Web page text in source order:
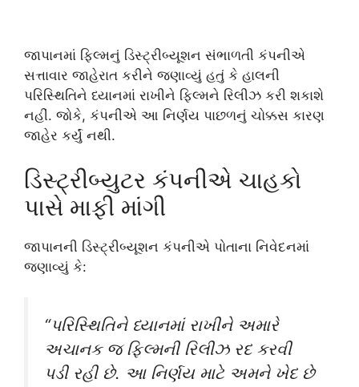
જાપાનમાં ફિલ્મનું ડિસ્ટ્રીબ્યૂશન સંભાળતી કંપનીએ
સત્તાવાર જાહેરાત કરીને જણાવ્યું હતું કે હાલની
પરિસ્થિતિને ધ્યાનમાં રાખીને ફિલ્મને રિલીઝ કરી શકાશે
નહીં. જોકે, કંપનીએ આ નિર્ણય પાછળનું ચોક્કસ કારણ
જાહેર કર્યું નથી.
ડિસ્ટ્રીબ્યુટર કંપનીએ ચાહકો
પાસે માફી માંગી
જાપાનની ડિસ્ટ્રીબ્યૂશન કંપનીએ પોતાના નિવેદનમાં
જણાવ્યું કે:
“પરિસ્થિતિને ધ્યાનમાં રાખીને અમારે
અચાનક જ ફિલ્મની રિલીઝ રદ કરવી
પડી રહી છે. આ નિર્ણય માટે અમને ખેદ છે